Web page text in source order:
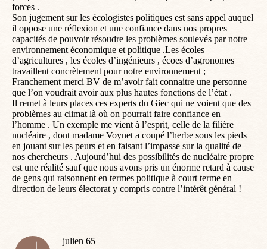
forces .
Son jugement sur les écologistes politiques est sans appel auquel
il oppose une réflexion et une confiance dans nos propres
capacités de pouvoir résoudre les problèmes soulevés par notre
environnement économique et politique .Les écoles
d’agricultures , les écoles d’ingénieurs , écoes d’agronomes
travaillent concrètement pour notre environnement ;
Franchement merci BV de m’avoir fait connaitre une personne
que l’on voudrait avoir aux plus hautes fonctions de l’état .
Il remet à leurs places ces experts du Giec qui ne voient que des
problèmes au climat là où on pourrait faire confiance en
l’homme . Un exemple me vient à l’esprit, celle de la filière
nucléaire , dont madame Voynet a coupé l’herbe sous les pieds
en jouant sur les peurs et en faisant l’impasse sur la qualité de
nos chercheurs . Aujourd’hui des possibilités de nucléaire propre
est une réalité sauf que nous avons pris un énorme retard à cause
de gens qui raisonnent en termes politique à court terme en
direction de leurs électorat y compris contre l’intérêt général !
julien 65